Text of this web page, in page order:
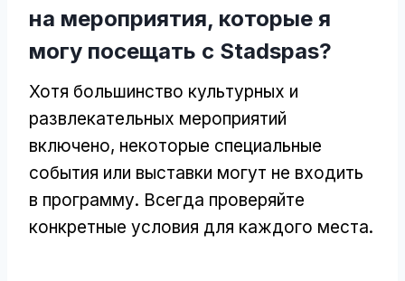
на мероприятия, которые я
могу посещать с Stadspas?
Хотя большинство культурных и
развлекательных мероприятий
включено, некоторые специальные
события или выставки могут не входить
в программу. Всегда проверяйте
конкретные условия для каждого места.